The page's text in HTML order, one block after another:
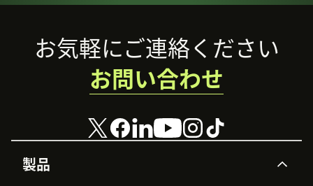
Footer
製品
お気軽にご連絡ください
お問い合わせ